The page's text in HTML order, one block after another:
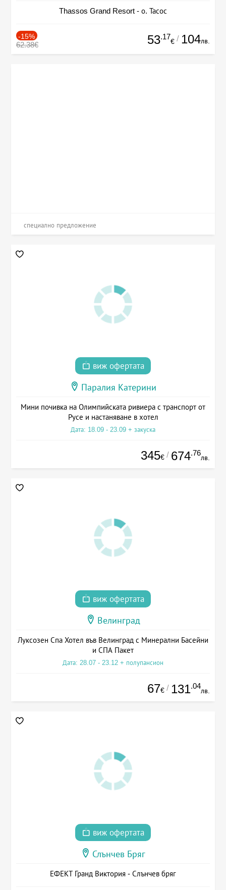
Thassos Grand Resort - о. Тасос
-15%
62.38€ 53.17
€ / 104лв.
специално предложение
виж офертата
Паралия Катерини
Мини почивка на Олимпийската ривиера с транспорт от
Русе и настаняване в хотел
Дата: 18.09 - 23.09 + закуска
345€ / 674.76
лв.
виж офертата
Велинград
Луксозен Спа Хотел във Велинград с Минерални Басейни
и СПА Пакет
Дата: 28.07 - 23.12 + полупансион
67€ / 131.04
лв.
виж офертата
Слънчев Бряг
ЕФЕКТ Гранд Виктория - Слънчев бряг